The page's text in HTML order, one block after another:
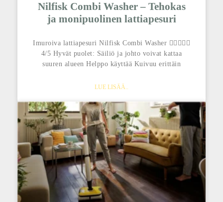
Nilfisk Combi Washer – Tehokas
ja monipuolinen lattiapesuri
Imuroiva lattiapesuri Nilfisk Combi Washer 
4/5 Hyvät puolet: Säiliö ja johto voivat kattaa
suuren alueen Helppo käyttää Kuivuu erittäin
LUE LISÄÄ..